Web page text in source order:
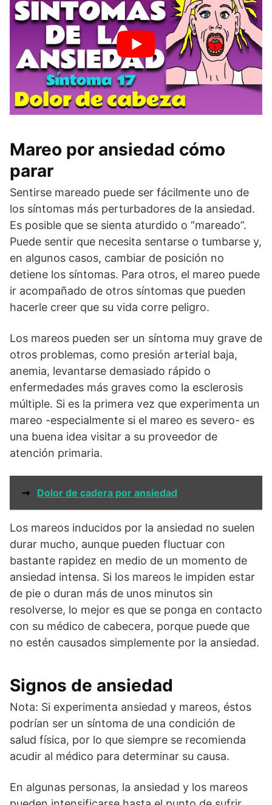
Mareo por ansiedad cómo
parar
Sentirse mareado puede ser fácilmente uno de
los síntomas más perturbadores de la ansiedad.
Es posible que se sienta aturdido o “mareado”.
Puede sentir que necesita sentarse o tumbarse y,
en algunos casos, cambiar de posición no
detiene los síntomas. Para otros, el mareo puede
ir acompañado de otros síntomas que pueden
hacerle creer que su vida corre peligro.
Los mareos pueden ser un síntoma muy grave de
otros problemas, como presión arterial baja,
anemia, levantarse demasiado rápido o
enfermedades más graves como la esclerosis
múltiple. Si es la primera vez que experimenta un
mareo -especialmente si el mareo es severo- es
una buena idea visitar a su proveedor de
atención primaria.
➞ Dolor de cadera por ansiedad
Los mareos inducidos por la ansiedad no suelen
durar mucho, aunque pueden fluctuar con
bastante rapidez en medio de un momento de
ansiedad intensa. Si los mareos le impiden estar
de pie o duran más de unos minutos sin
resolverse, lo mejor es que se ponga en contacto
con su médico de cabecera, porque puede que
no estén causados simplemente por la ansiedad.
Signos de ansiedad
Nota: Si experimenta ansiedad y mareos, éstos
podrían ser un síntoma de una condición de
salud física, por lo que siempre se recomienda
acudir al médico para determinar su causa.
En algunas personas, la ansiedad y los mareos